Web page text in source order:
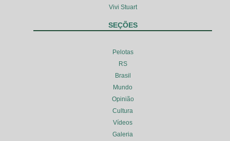
Vivi Stuart
SEÇÕES
Pelotas
RS
Brasil
Mundo
Opinião
Cultura
Vídeos
Galeria